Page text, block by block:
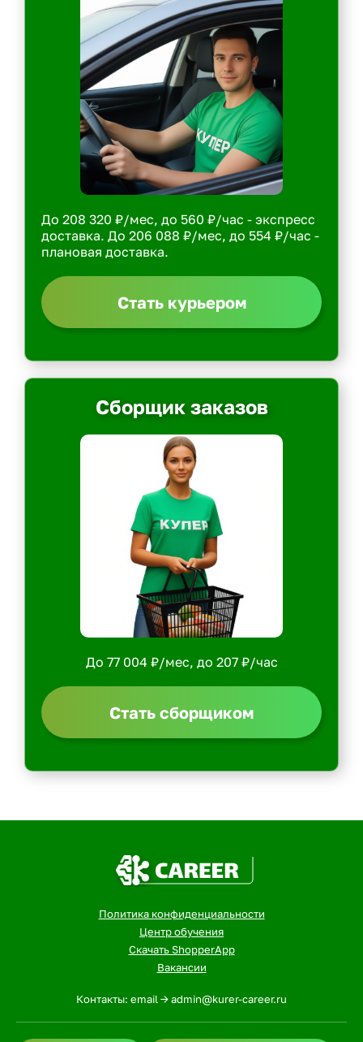
До 208 320 ₽/мес, до 560 ₽/час - экспресс
доставка. До 206 088 ₽/мес, до 554 ₽/час -
плановая доставка.
Стать курьером
Сборщик заказов
До 77 004 ₽/мес, до 207 ₽/час
Стать сборщиком
Политика конфиденциальности
Центр обучения
Скачать ShopperApp
Вакансии
Контакты: email -> admin@kurer-career.ru